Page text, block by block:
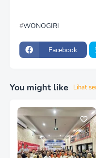
WONOGIRI
Facebook
You might like Lihat